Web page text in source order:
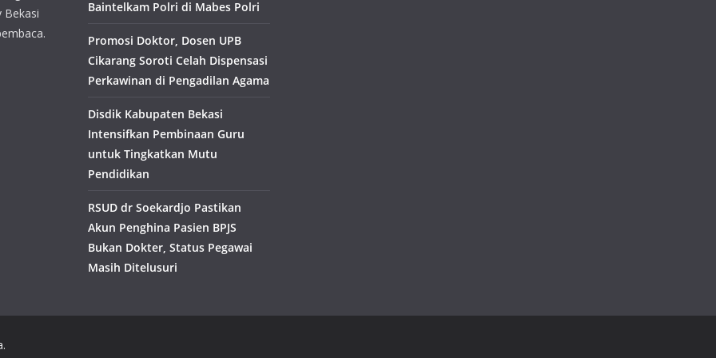
Bekasi
Baintelkam Polri di Mabes Polri
Promosi Doktor, Dosen UPB
Cikarang Soroti Celah Dispensasi
Perkawinan di Pengadilan Agama
Disdik Kabupaten Bekasi
Intensifkan Pembinaan Guru
untuk Tingkatkan Mutu
Pendidikan
RSUD dr Soekardjo Pastikan
Akun Penghina Pasien BPJS
Bukan Dokter, Status Pegawai
Masih Ditelusuri